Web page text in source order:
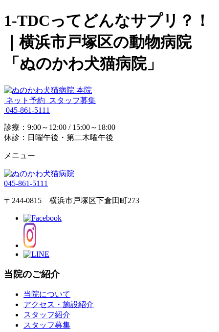
1-TDCってどんなサプリ？！
｜横浜市戸塚区の動物病院
「ぬのかわ犬猫病院」
ネット予約
スタッフ募集
045-861-5111
診療：9:00～12:00 / 15:00～18:00
休診：日曜午後・第二木曜午後
メニュー
045-861-5111
〒244-0815 横浜市戸塚区下倉田町273
当院のご紹介
当院について
アクセス・施設紹介
スタッフ紹介
スタッフ募集